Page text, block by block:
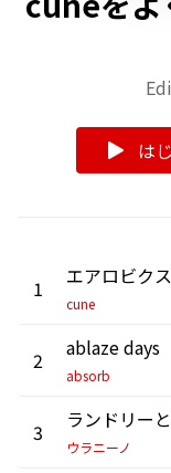
は
1 エアロビク
cune
2 ablaze days
absorb
3 ランドリー
ウラニーノ